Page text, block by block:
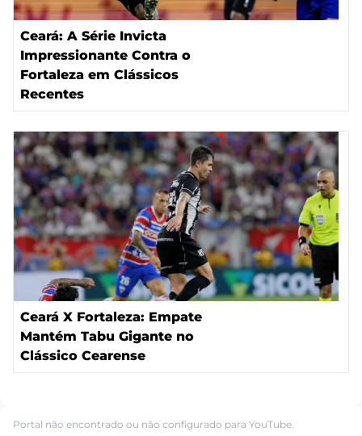
Ceará: A Série Invicta
Impressionante Contra o
Fortaleza em Clássicos
Recentes
Ceará X Fortaleza: Empate
Mantém Tabu Gigante no
Clássico Cearense
Portal não encontrado ou não configurado para YouTube.